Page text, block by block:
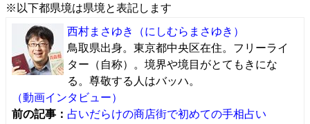
※以下都県境は県境と表記します
西村まさゆき
（にしむらまさゆき）
鳥取県出身。東京都中央区在住。フリーライ
ター（自称）。境界や境目がとてもきにな
る。尊敬する人はバッハ。
（動画インタビュー）
前の記事： 占いだらけの商店街で初めての手相占い